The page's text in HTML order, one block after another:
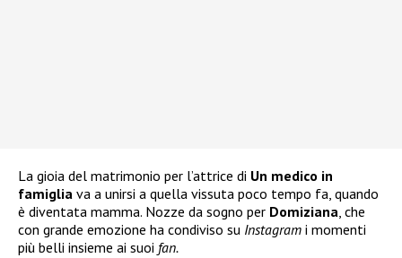
La gioia del matrimonio per l’attrice di Un medico in
famiglia va a unirsi a quella vissuta poco tempo fa, quando
è diventata mamma. Nozze da sogno per Domiziana, che
con grande emozione ha condiviso su Instagram i momenti
più belli insieme ai suoi fan.